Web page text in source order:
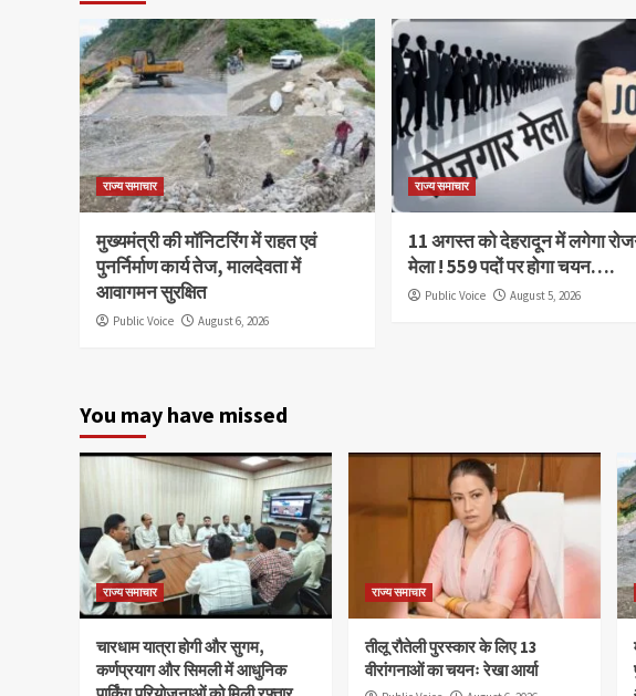
राज्य समाचार
मुख्यमंत्री की मॉनिटरिंग में राहत एवं
पुनर्निर्माण कार्य तेज, मालदेवता में
आवागमन सुरक्षित
Public Voice August 6, 2026
राज्य समाचार
11 अगस्त को देहरादून में लगेगा
मेला ! 559 पदों पर होगा चयन….
Public Voice August 5, 2026
You may have missed
राज्य समाचार
चारधाम यात्रा होगी और सुगम,
कर्णप्रयाग और सिमली में आधुनिक
राज्य समाचार
तीलू रौतेली पुरस्कार के लिए 13
वीरांगनाओं का चयनः रेखा आर्या